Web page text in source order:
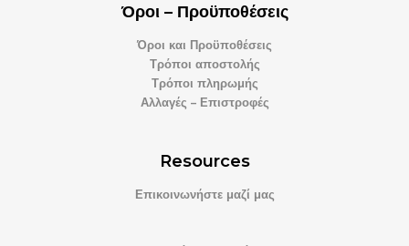
Όροι – Προϋποθέσεις
Όροι και Προϋποθέσεις
Τρόποι αποστολής
Τρόποι πληρωμής
Αλλαγές – Επιστροφές
Resources
Επικοινωνήστε μαζί μας